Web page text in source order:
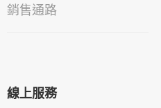
銷售通路
線上服務